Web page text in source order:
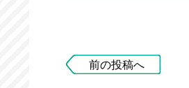
前の投稿へ